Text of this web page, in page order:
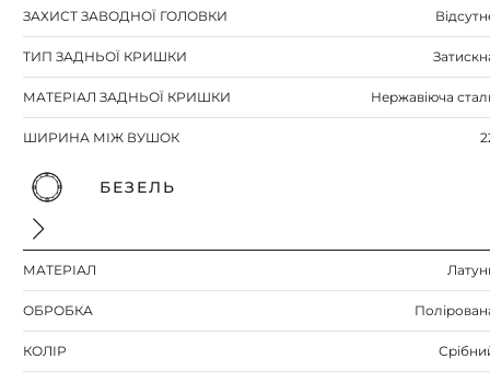
ЗАХИСТ ЗАВОДНОЇ ГОЛОВКИ
ТИП ЗАДНЬОЇ КРИШКИ
МАТЕРІАЛ ЗАДНЬОЇ КРИШКИ Нержавіюча
ШИРИНА МІЖ ВУШОК
БЕЗЕЛЬ
МАТЕРІАЛ
ОБРОБКА
КОЛІР